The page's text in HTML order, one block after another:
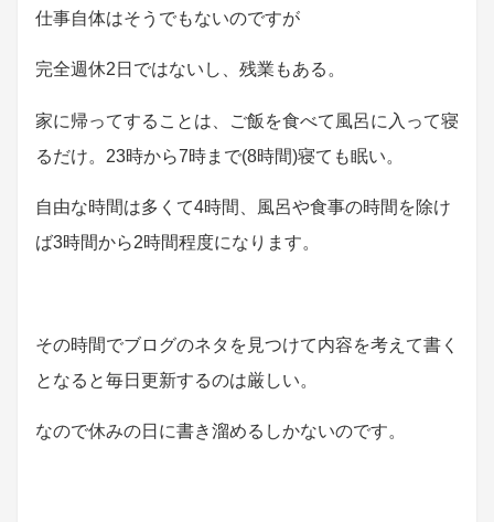
仕事自体はそうでもないのですが
完全週休2日ではないし、残業もある。
家に帰ってすることは、ご飯を食べて風呂に入って寝
るだけ。23時から7時まで(8時間)寝ても眠い。
自由な時間は多くて4時間、風呂や食事の時間を除け
ば3時間から2時間程度になります。
その時間でブログのネタを見つけて内容を考えて書く
となると毎日更新するのは厳しい。
なので休みの日に書き溜めるしかないのです。